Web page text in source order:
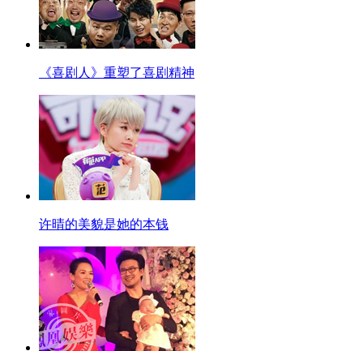
《喜剧人》重塑了喜剧精神
许晴的美貌是她的本钱